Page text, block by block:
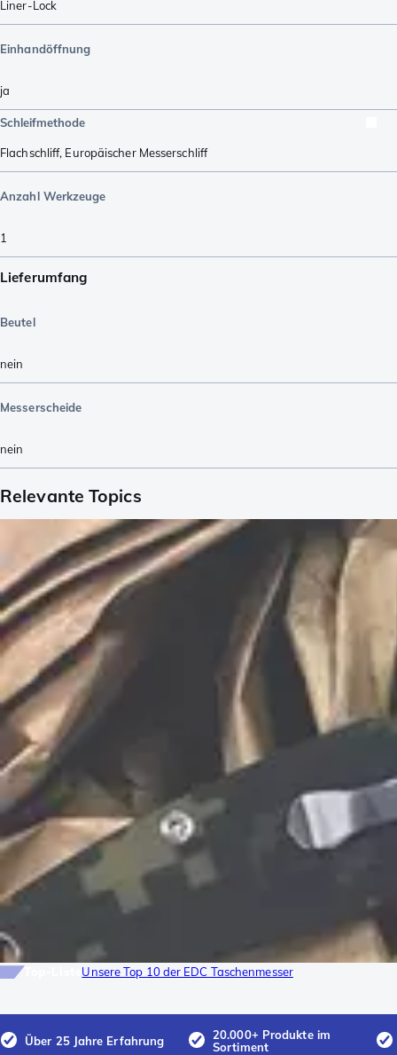
Liner-Lock
Einhandöffnung
ja
Schleifmethode
Flachschliff, Europäischer Messerschliff
Anzahl Werkzeuge
1
Lieferumfang
Beutel
nein
Messerscheide
nein
Relevante Topics
Unsere Top 10 der EDC Taschenmesser
Über 25 Jahre Erfahrung
20.000+ Produkte im
Sortiment